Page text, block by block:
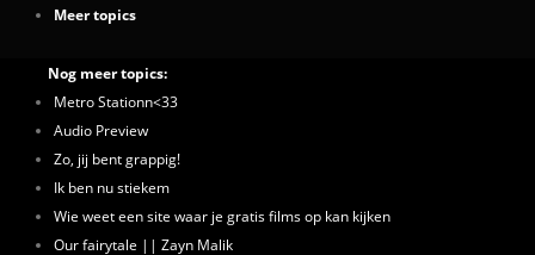
Meer topics
Nog meer topics:
Metro Stationn<33
Audio Preview
Zo, jij bent grappig!
Ik ben nu stiekem
Wie weet een site waar je gratis films op kan kijken
Our fairytale || Zayn Malik